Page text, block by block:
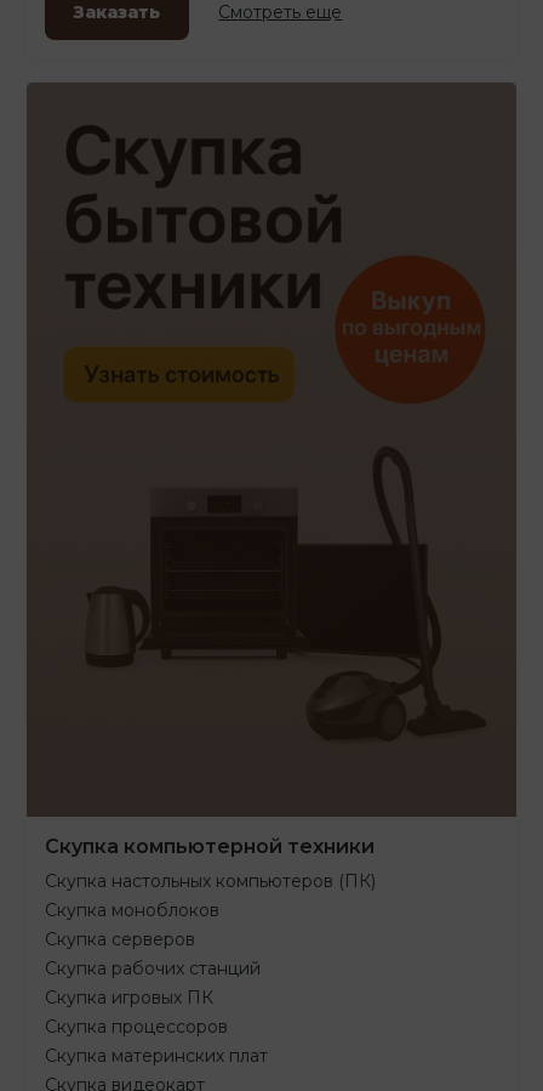
Заказать Смотреть еще
Скупка компьютерной техники
Скупка настольных компьютеров (ПК)
Скупка моноблоков
Скупка серверов
Скупка рабочих станций
Скупка игровых ПК
Скупка процессоров
Скупка материнских плат
Скупка видеокарт